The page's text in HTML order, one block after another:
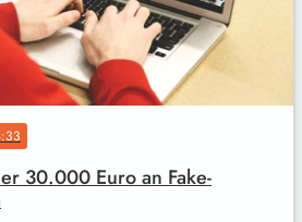
30.000 Euro an Fake-